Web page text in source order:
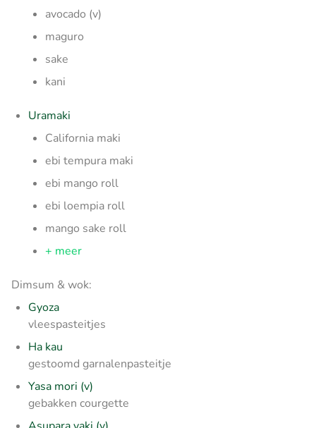
avocado (v)
maguro
sake
kani
Uramaki
California maki
ebi tempura maki
ebi mango roll
ebi loempia roll
mango sake roll
+ meer
Dimsum & wok:
Gyoza
vleespasteitjes
Ha kau
gestoomd garnalenpasteitje
Yasa mori (v)
gebakken courgette